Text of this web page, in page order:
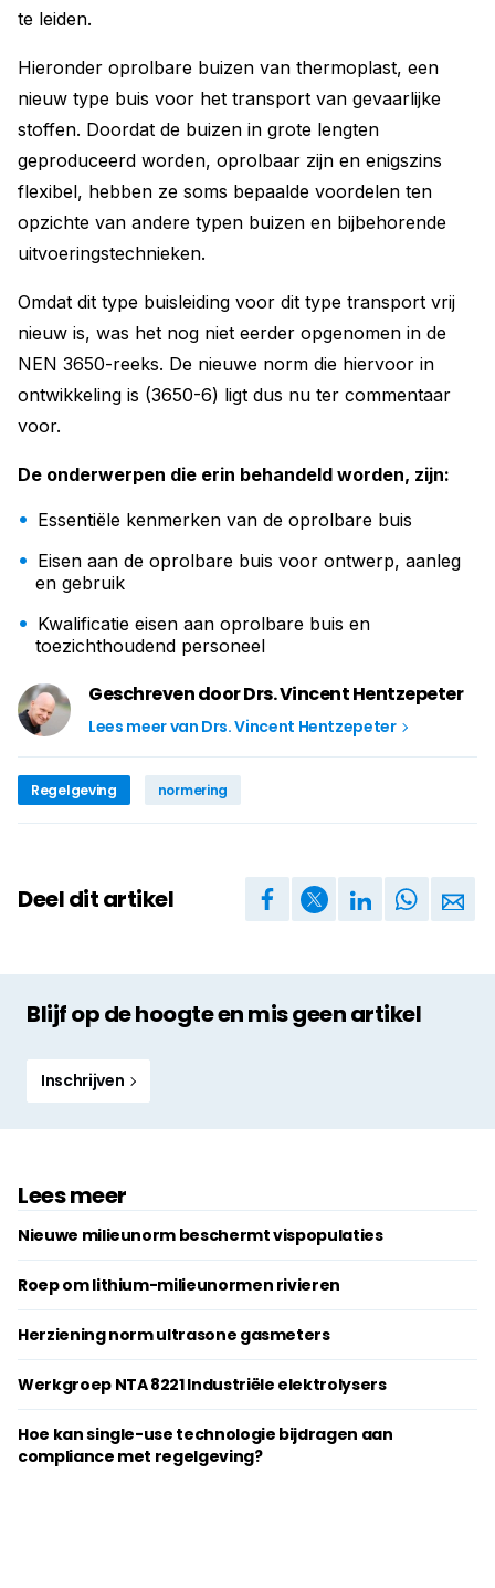
te leiden.
Hieronder oprolbare buizen van thermoplast, een
nieuw type buis voor het transport van gevaarlijke
stoffen. Doordat de buizen in grote lengten
geproduceerd worden, oprolbaar zijn en enigszins
flexibel, hebben ze soms bepaalde voordelen ten
opzichte van andere typen buizen en bijbehorende
uitvoeringstechnieken.
Omdat dit type buisleiding voor dit type transport vrij
nieuw is, was het nog niet eerder opgenomen in de
NEN 3650-reeks. De nieuwe norm die hiervoor in
ontwikkeling is (3650-6) ligt dus nu ter commentaar
voor.
De onderwerpen die erin behandeld worden, zijn:
Essentiële kenmerken van de oprolbare buis
Eisen aan de oprolbare buis voor ontwerp, aanleg
en gebruik
Kwalificatie eisen aan oprolbare buis en
toezichthoudend personeel
Geschreven door Drs. Vincent Hentzepeter
Lees meer van Drs. Vincent Hentzepeter
Regelgeving normering
Deel dit artikel
Blijf op de hoogte en mis geen artikel
Inschrijven
Lees meer
Nieuwe milieunorm beschermt ­vispopulaties
Roep om lithium-milieunormen rivieren
Herziening norm ultrasone gasmeters
Werkgroep NTA 8221 Industriële elektrolysers
Hoe kan single-use technologie bijdragen aan
compliance met regelgeving?